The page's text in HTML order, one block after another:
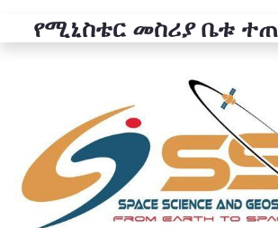
የሚኒስቴር መስሪያ ቤቱ